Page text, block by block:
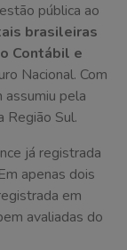
pública ao
brasileiras
Contábil e
Nacional. Com
assumiu pela
Região Sul.
já registrada
apenas dois
em
avaliadas do